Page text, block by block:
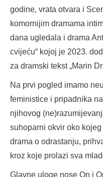
godine, vrata otvara i
komornijim dramama
dana ugledala i drama
cvijeću“ kojoj je 2023.
za dramski tekst „Marin
Na prvi pogled imamo
feministice i pripadnika
njihovog
suhoparni okvir oko
drama o odrastanju,
kroz koje prolazi sva
Glavne uloge nose On i